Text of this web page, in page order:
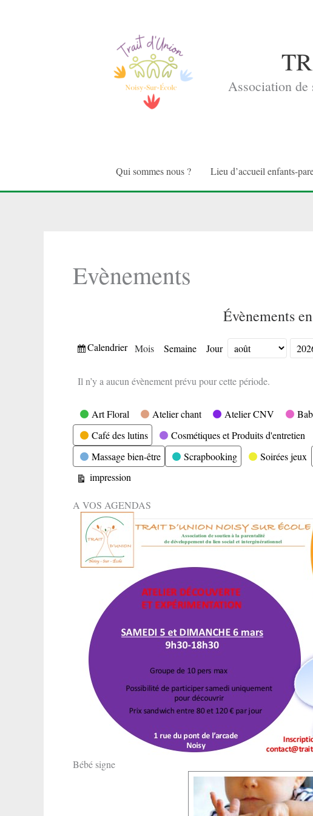
Association de
Qui sommes nous ? Lieu d’accueil enfants-
Evènements
Évènements
Vue
Calendrier Mois Semaine Jour
Mois
Année
Il n’y a aucun évènement prévu pour cette période.
Catégories
Art Floral Atelier chant Atelier CNV
Café des lutins
Cosmétiques et Produits d'entretien
Massage bien-être
Scrapbooking Soirées jeux
Vue
impression
A VOS AGENDAS
Bébé signe